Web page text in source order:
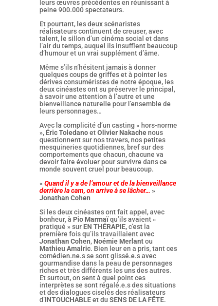
leurs œuvres précédentes en réunissant à
peine 900.000 spectateurs.
Et pourtant, les deux scénaristes
réalisateurs continuent de creuser, avec
talent, le sillon d’un cinéma social et dans
l’air du temps, auquel ils insufflent beaucoup
d’humour et un vrai supplément d’âme.
Même s’ils n’hésitent jamais à donner
quelques coups de griffes et à pointer les
dérives consuméristes de notre époque, les
deux cinéastes ont su préserver le principal,
à savoir une attention à l’autre et une
bienveillance naturelle pour l’ensemble de
leurs personnages…
Avec la complicité d’un casting « hors-norme
», Éric ToledanoetOlivier Nakachenous
questionnent sur nos travers, nos petites
mesquineries quotidiennes, bref sur des
comportements que chacun, chacune va
devoir faire évoluer pour survivre dans ce
monde souvent cruel pour beaucoup.
« Quand il y a de l’amour et de la bienveillance
derrière la cam, on arrive à se lâcher… »
Jonathan Cohen
Si les deux cinéastes ont fait appel, avec
bonheur, à Pio Marmaïqu’ils avaient «
pratiqué » sur EN THÉRAPIE, c’est la
première fois qu’ils travaillaient avec
Jonathan Cohen, Noémie Merlantou
Mathieu Amalric. Bien leur en a pris, tant ces
comédien.ne.s se sont glissé.e.s avec
gourmandise dans la peau de personnages
riches et très différents les uns des autres.
Et surtout, on sent à quel point ces
interprètes se sont régalé.e.s des situations
et des dialogues ciselés des réalisateurs
d’INTOUCHABLEet du SENS DE LA FÊTE.